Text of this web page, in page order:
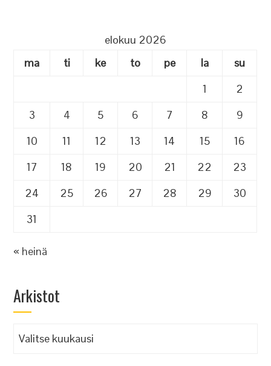
elokuu 2026
ma
ti ke to pe la
su
1
2
3
4 5 6 7 8
9
10
11 12 13 14 15
16
17
18 19 20 21 22
23
24
25 26 27 28 29
30
31
« heinä
Arkistot
Arkistot